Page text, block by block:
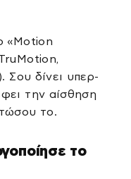
«Motion
Σου δίνει υπερ-
την αίσθηση
το.
το